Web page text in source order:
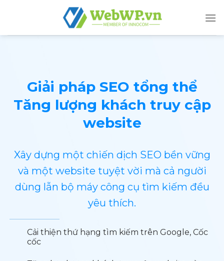
Giải pháp SEO tổng thể
Tăng lượng khách truy cập
website
Xây dựng một chiến dịch SEO bền vững
và một website tuyệt vời mà cả người
dùng lẫn bộ máy công cụ tìm kiếm đều
yêu thích.
Cải thiện thứ hạng tìm kiếm trên Google, Cốc
cốc